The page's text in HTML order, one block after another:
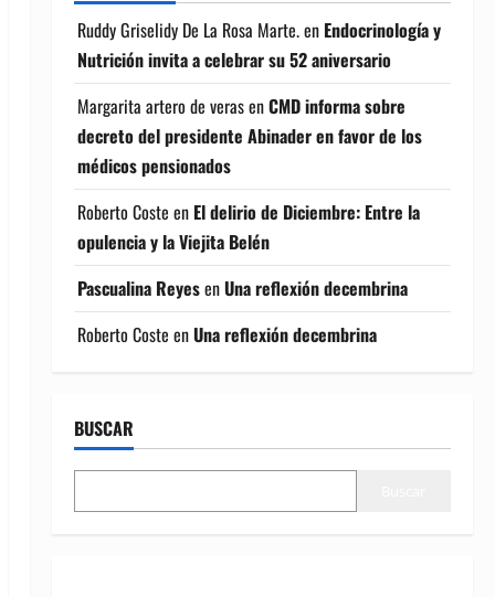
Ruddy Griselidy De La Rosa Marte.en Endocrinología y
Nutrición invita a celebrar su 52 aniversario
Margarita artero de verasenCMD informa sobre
decreto del presidente Abinader en favor de los
médicos pensionados
Roberto Coste en El delirio de Diciembre: Entre la
opulencia y la Viejita Belén
Pascualina ReyesenUna reflexión decembrina
Roberto Coste enUna reflexión decembrina
BUSCAR